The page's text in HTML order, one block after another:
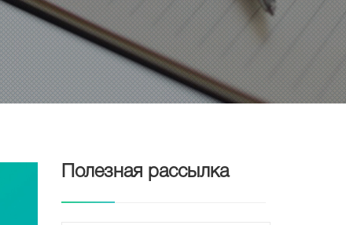
Полезная рассылка